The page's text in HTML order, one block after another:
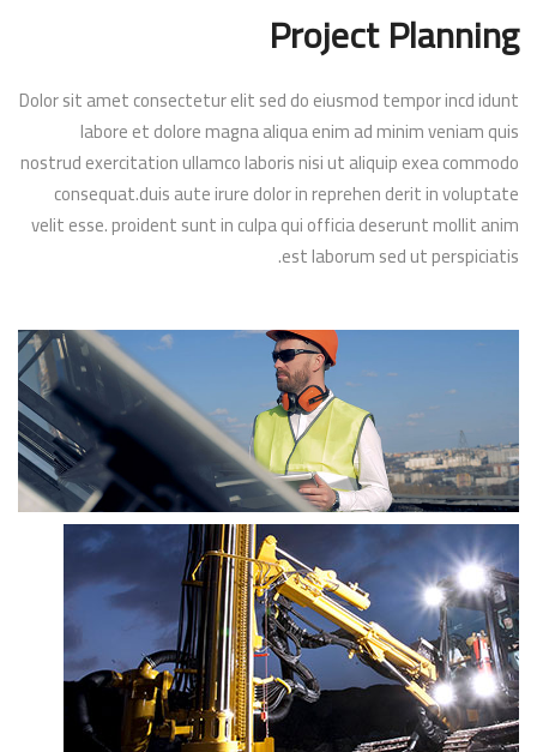
Project Planning
Dolor sit amet consectetur elit sed do eiusmod tempor incd idunt
labore et dolore magna aliqua enim ad minim veniam quis
nostrud exercitation ullamco laboris nisi ut aliquip exea commodo
consequat.duis aute irure dolor in reprehen derit in voluptate
velit esse. proident sunt in culpa qui officia deserunt mollit anim
est laborum sed ut perspiciatis.